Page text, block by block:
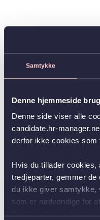
Samtykke
Denne hjemmeside
Denne side viser alle
candidate.hr-
derfor ikke cookies som
Hvis du tillader cookies,
tredjeparter, gemmer
du ikke giver samtykke,
som er nødvendige for